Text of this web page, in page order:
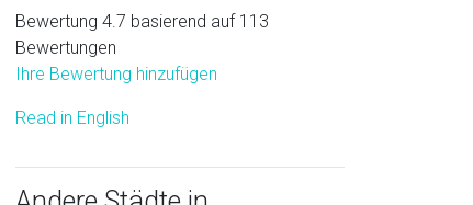
Bewertung 4.7 basierend auf 113
Bewertungen
Ihre Bewertung hinzufügen
Read in English